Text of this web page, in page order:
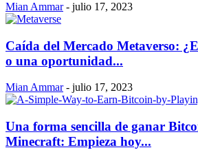
Mian Ammar - julio 17, 2023
Caída del Mercado Metaverso:
o una oportunidad...
Mian Ammar - julio 17, 2023
Una forma sencilla de ganar
Minecraft: Empieza hoy...